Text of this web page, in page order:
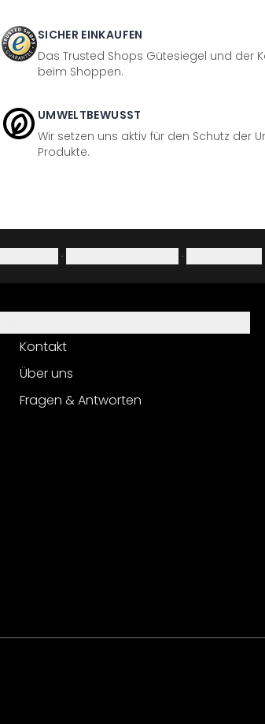
SICHER EINKAUFEN
Das Trusted Shops Gütesiegel und der
beim Shoppen.
UMWELTBEWUSST
Wir setzen uns aktiv für den Schutz der
Produkte.
· ·
Kontakt
Über uns
Fragen & Antworten